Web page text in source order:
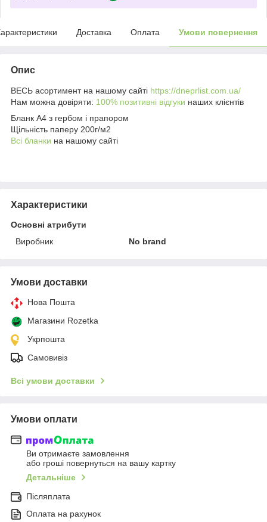
Доставка Оплата Умови повернення
Опис
ВЕСЬ асортимент на нашому сайті https://dneprlist.com.ua/
Нам можна довіряти: 100% позитивні відгуки наших клієнтів
Бланк А4 з гербом і прапором
Щільність паперу 200г/м2
Всі бланки на нашому сайті
Характеристики
Основні атрибути
Виробник
No brand
Умови доставки
Нова Пошта
Магазини Rozetka
Укрпошта
Самовивіз
Всі умови доставки
Умови оплати
Ви отримаєте замовлення
або гроші повернуться на вашу картку
Детальніше
Післяплата
Оплата на рахунок